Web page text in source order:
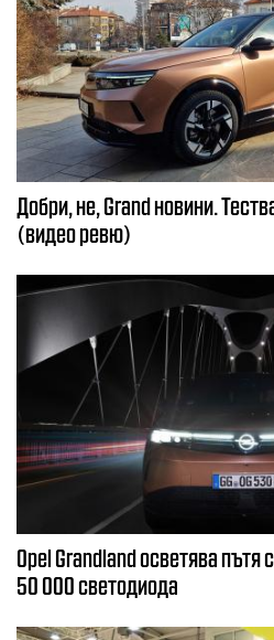
Добри, не, Grand новини.
(видео ревю)
Opel Grandland осветява
50 000 светодиода